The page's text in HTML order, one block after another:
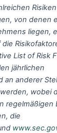
von denen
liegen,
List of Risk
jährlichen
an anderer
wobei
regelmäßigen
die